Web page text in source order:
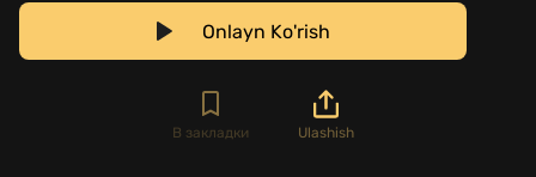
Onlayn Ko'rish
В закладки Ulashish